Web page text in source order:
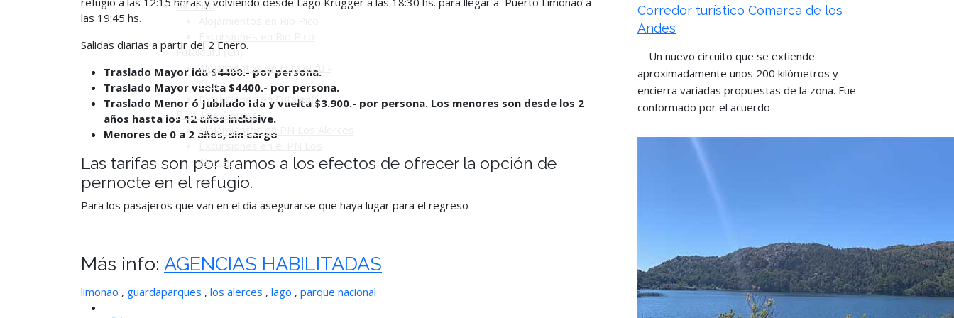
Río Pico
Futaleufú (Ch)
Alojamientos en Futaleufú -
Chile
Excursiones en Futaleufú
P. N. Los Alerces
Alojamientos en PN Los Alerces
Alerces
las 19:45 hs.
Salidas diarias a partir del 2 Enero.
Traslado Mayor ida $4400.- por persona.
Traslado Mayor vuelta $4400.- por persona.
Traslado Menor ó Jubilado Ida y vuelta $3.900.- por persona. Los menores son desde los 2
años hasta los 12 años inclusive.
Menores de 0 a 2 años, sin cargo
Las tarifas son por tramos a los efectos de ofrecer la opción de
pernocte en el refugio.
Para los pasajeros que van en el día asegurarse que haya lugar para el regreso
Más info: AGENCIAS HABILITADAS
limonao , guardaparques , los alerces , lago , parque nacional
Corredor turístico Comarca de los
Andes
Un nuevo circuito que se extiende
aproximadamente unos 200 kilómetros y
encierra variadas propuestas de la zona. Fue
conformado por el acuerdo